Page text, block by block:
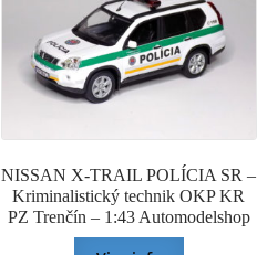
NISSAN X-TRAIL POLÍCIA SR –
Kriminalistický technik OKP KR
PZ Trenčín – 1:43 Automodelshop